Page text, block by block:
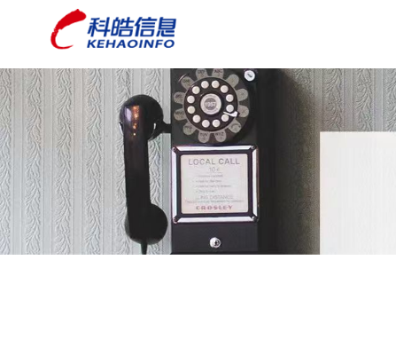
深圳市科皓信息技术
有限公司
智慧应急 智慧水利 智慧安全园区